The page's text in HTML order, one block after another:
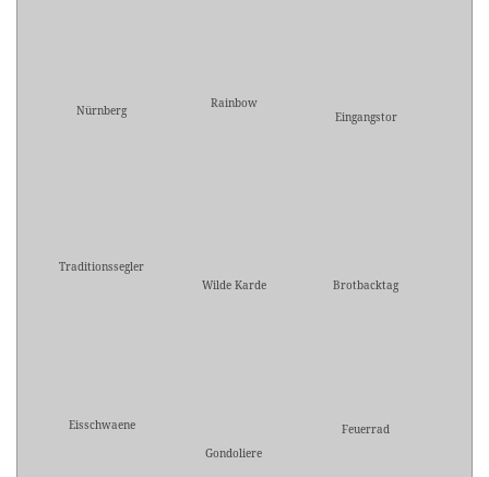
Nürnberg
Rainbow
Eingangstor
Traditionssegler
Wilde Karde
Brotbacktag
Eisschwaene
Gondoliere
Feuerrad